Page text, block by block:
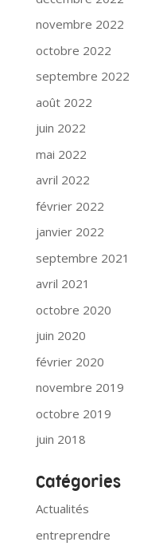
novembre 2022
octobre 2022
septembre 2022
août 2022
juin 2022
mai 2022
avril 2022
février 2022
janvier 2022
septembre 2021
avril 2021
octobre 2020
juin 2020
février 2020
novembre 2019
octobre 2019
juin 2018
Catégories
Actualités
entreprendre